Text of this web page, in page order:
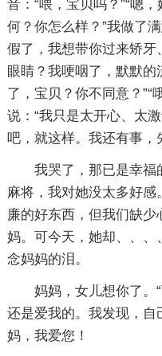
音：“喂，宝贝吗？”“嗯
何？你怎么样？”我做了
假了，我想带你过来矫牙
眼睛？我哽咽了，默默的
了，宝贝？你不同意？”“
说：“我只是太开心、太
吧，就这样。我还有事，
我哭了，那已是幸福
麻将，我对她没太多好
廉的好东西，但我们缺
妈。可今天，她却、、
念妈妈的泪。
妈妈，女儿想你了。
还是爱我的。我发现，
妈，我爱您！